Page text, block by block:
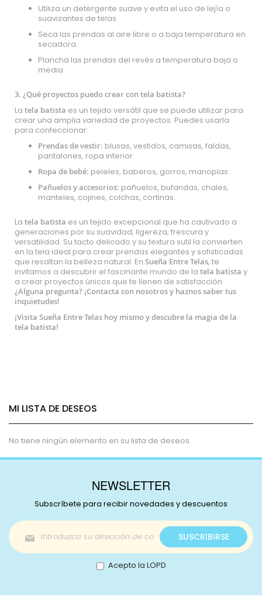
Utiliza un detergente suave y evita el uso de lejía o
suavizantes de telas.
Seca las prendas al aire libre o a baja temperatura en
secadora.
Plancha las prendas del revés a temperatura baja o
media.
3. ¿Qué proyectos puedo crear con tela batista?
La tela batista es un tejido versátil que se puede utilizar para
crear una amplia variedad de proyectos. Puedes usarla
para confeccionar:
Prendas de vestir: blusas, vestidos, camisas, faldas,
pantalones, ropa interior.
Ropa de bebé: peleles, baberos, gorros, manoplas.
Pañuelos y accesorios: pañuelos, bufandas, chales,
manteles, cojines, colchas, cortinas.
La tela batista es un tejido excepcional que ha cautivado a
generaciones por su suavidad, ligereza, frescura y
versatilidad. Su tacto delicado y su textura sutil la convierten
en la tela ideal para crear prendas elegantes y sofisticadas
que resaltan la belleza natural. En Sueña Entre Telas, te
invitamos a descubrir el fascinante mundo de la tela batista y
a crear proyectos únicos que te llenen de satisfacción
¿Alguna pregunta? ¡Contacta con nosotrosy haznos saber tus
inquietudes!
¡Visita Sueña Entre Telas hoy mismo y descubre la magia de la
tela batista!
MI LISTA DE DESEOS
No tiene ningún elemento en su lista de deseos.
NEWSLETTER
Subscríbete para recibir novedades y descuentos
Inscríbase
a
nuestro
boletín
de
SUSCRIBIRSE
Acepto la LOPD